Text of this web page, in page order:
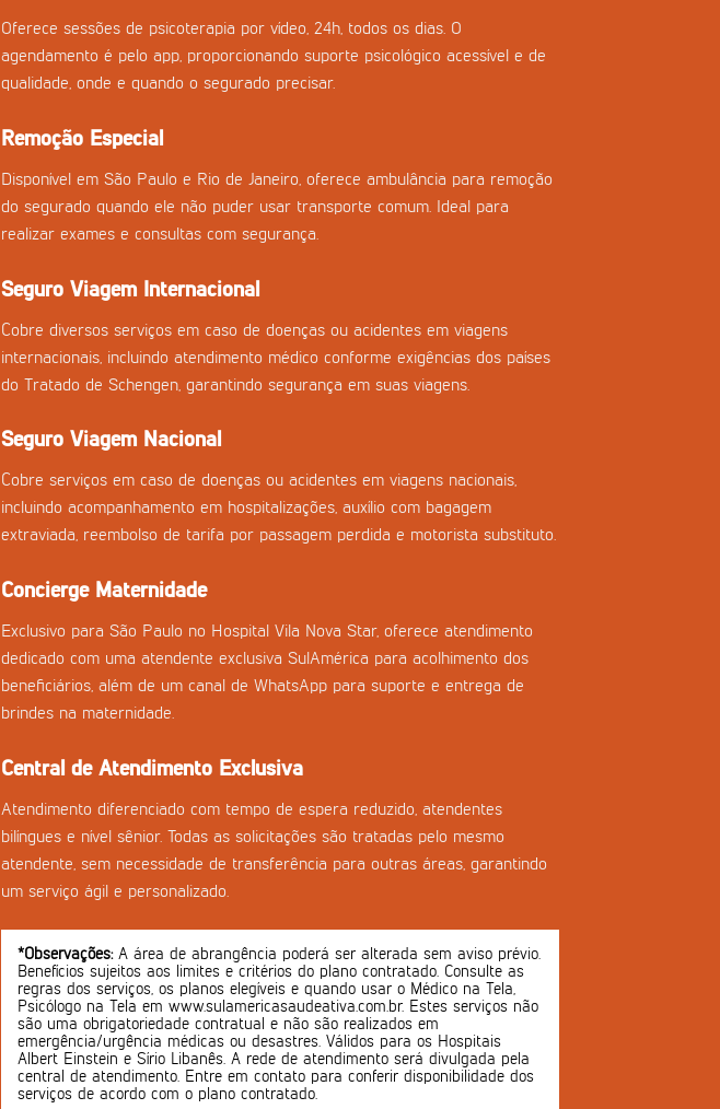
Oferece sessões de psicoterapia por vídeo, 24h, todos os dias. O
agendamento é pelo app, proporcionando suporte psicológico acessível e de
qualidade, onde e quando o segurado precisar.
Remoção Especial
Disponível em São Paulo e Rio de Janeiro, oferece ambulância para remoção
do segurado quando ele não puder usar transporte comum. Ideal para
realizar exames e consultas com segurança.
Seguro Viagem Internacional
Cobre diversos serviços em caso de doenças ou acidentes em viagens
internacionais, incluindo atendimento médico conforme exigências dos países
do Tratado de Schengen, garantindo segurança em suas viagens.
Seguro Viagem Nacional
Cobre serviços em caso de doenças ou acidentes em viagens nacionais,
incluindo acompanhamento em hospitalizações, auxílio com bagagem
extraviada, reembolso de tarifa por passagem perdida e motorista substituto.
Concierge Maternidade
Exclusivo para São Paulo no Hospital Vila Nova Star, oferece atendimento
dedicado com uma atendente exclusiva SulAmérica para acolhimento dos
beneficiários, além de um canal de WhatsApp para suporte e entrega de
brindes na maternidade.
Central de Atendimento Exclusiva
Atendimento diferenciado com tempo de espera reduzido, atendentes
bilíngues e nível sênior. Todas as solicitações são tratadas pelo mesmo
atendente, sem necessidade de transferência para outras áreas, garantindo
um serviço ágil e personalizado.
*Observações:A área de abrangência poderá ser alterada sem aviso prévio.
Benefícios sujeitos aos limites e critérios do plano contratado. Consulte as
regras dos serviços, os planos elegíveis e quando usar o Médico na Tela,
Psicólogo na Tela em www.sulamericasaudeativa.com.br. Estes serviços não
são uma obrigatoriedade contratual e não são realizados em
emergência/urgência médicas ou desastres. Válidos para os Hospitais
Albert Einstein e Sírio Libanês. A rede de atendimento será divulgada pela
central de atendimento. Entre em contato para conferir disponibilidade dos
serviços de acordo com o plano contratado.